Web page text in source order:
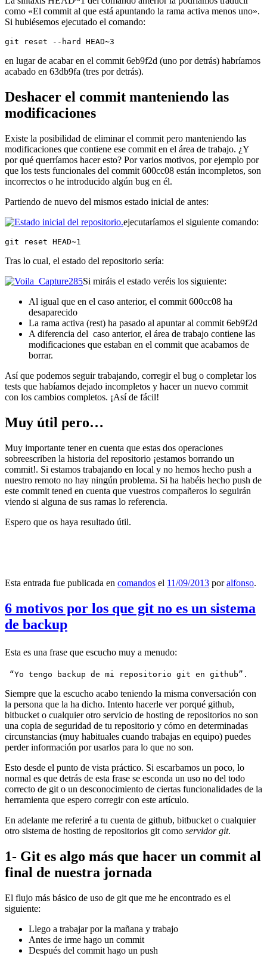
como «El commit al que está apuntando la rama activa menos uno».
Si hubiésemos ejecutado el comando:
git reset --hard HEAD~3
en lugar de acabar en el commit 6eb9f2d (uno por detrás) habríamos
acabado en 63db9fa (tres por detrás).
Deshacer el commit manteniendo las
modificaciones
Existe la posibilidad de eliminar el commit pero manteniendo las
modificaciones que contiene ese commit en el área de trabajo. ¿Y
por qué querríamos hacer esto? Por varios motivos, por ejemplo por
que los tests funcionales del commit 600cc08 están incompletos, son
incorrectos o he introducido algún bug en él.
Partiendo de nuevo del mismos estado inicial de antes:
ejecutaríamos el siguiente comando:
git reset HEAD~1
Tras lo cual, el estado del repositorio sería:
Si miráis el estado veréis los siguiente:
Al igual que en el caso anterior, el commit 600cc08 ha
desaparecido
La rama activa (rest) ha pasado al apuntar al commit 6eb9f2d
A diferencia del caso anterior, el área de trabajo contiene las
modificaciones que estaban en el commit que acabamos de
borrar.
Así que podemos seguir trabajando, corregir el bug o completar los
tests que habíamos dejado incompletos y hacer un nuevo commit
con los cambios completos. ¡Así de fácil!
Muy útil pero…
Muy importante tener en cuenta que estas dos operaciones
sobreescriben la historia del repositorio ¡estamos borrando un
commit!. Si estamos trabajando en local y no hemos hecho push a
nuestro remoto no hay ningún problema. Si ha habéis hecho push de
este commit tened en cuenta que vuestros compañeros lo seguirán
viendo si alguna de sus ramas lo referencia.
Espero que os haya resultado útil.
Esta entrada fue publicada en comandos el 11/09/2013 poralfonso.
6 motivos por los que git no es un sistema
de backup
Esta es una frase que escucho muy a menudo:
“Yo tengo backup de mi repositorio git en github”.
Siempre que la escucho acabo teniendo la misma conversación con
la persona que la ha dicho. Intento hacerle ver porqué github,
bitbucket o cualquier otro servicio de hosting de repositorios no son
una copia de seguridad de tu repositorio y cómo en determinadas
circunstancias (muy habituales cuando trabajas en equipo) puedes
perder información por usarlos para lo que no son.
Esto desde el punto de vista práctico. Si escarbamos un poco, lo
normal es que detrás de esta frase se esconda un uso no del todo
correcto de git o un desconocimiento de ciertas funcionalidades de la
herramienta que espero corregir con este artículo.
En adelante me referiré a tu cuenta de github, bitbucket o cualquier
otro sistema de hosting de repositorios git como servidor git.
1- Git es algo más que hacer un commit al
final de nuestra jornada
El flujo más básico de uso de git que me he encontrado es el
siguiente:
Llego a trabajar por la mañana y trabajo
Antes de irme hago un commit
Después del commit hago un push